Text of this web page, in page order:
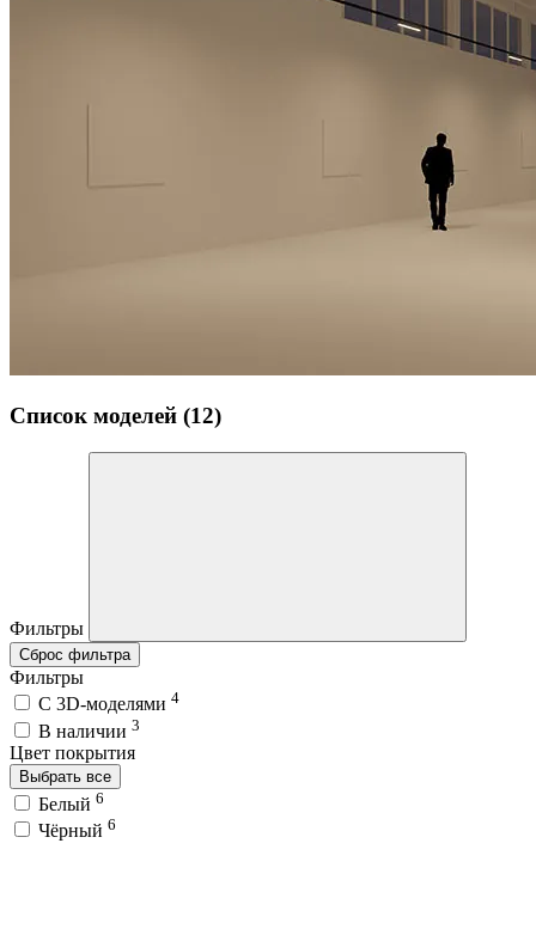
Список моделей (12)
Фильтры
Сброс фильтра
Фильтры
C 3D-моделями 4
В наличии 3
Цвет покрытия
Выбрать все
Белый 6
Чёрный 6